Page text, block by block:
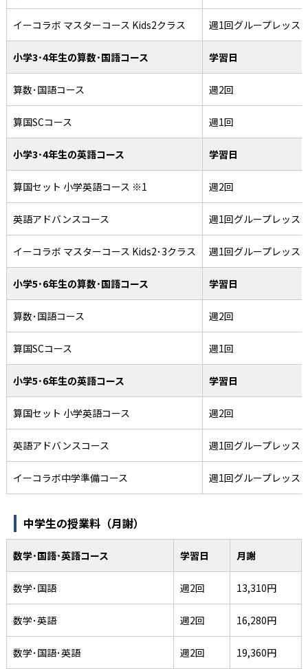
イーコラボ マスターコース Kids2クラス 週1回グループレッス
小学3･4年生の算数･国語コース 学習日
算数･国語コース 週2回
算国SCコース 週1回
小学3･4年生の英語コース 学習日
算国セット 小学英語コース ※1 週2回
英語アドバンスコース 週1回グループレッス
イーコラボ マスターコース Kids2･3クラス 週1回グループレッス
小学5･6年生の算数･国語コース 学習日
算数･国語コース 週2回
算国SCコース 週1回
小学5･6年生の英語コース 学習日
算国セット 小学英語コース 週2回
英語アドバンスコース 週1回グループレッス
イーコラボ中学準備コース 週1回グループレッス
中学生の授業料（月謝）
数学･国語･英語コース 学習日 月謝
数学･国語 週2回 13,310円
数学･英語 週2回 16,280円
数学･国語･英語 週2回 19,360円